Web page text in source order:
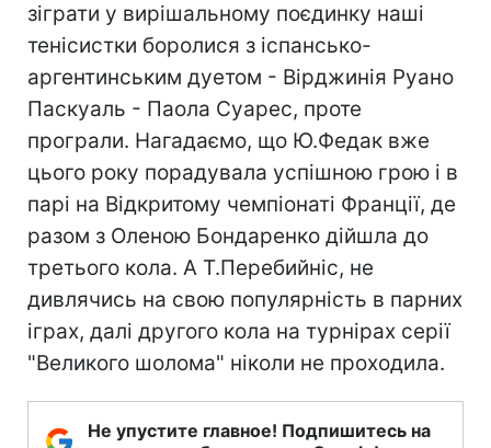
зіграти у вирішальному поєдинку наші
тенісистки боролися з іспансько-
аргентинським дуетом - Вірджинія Руано
Паскуаль - Паола Суарес, проте
програли. Нагадаємо, що Ю.Федак вже
цього року порадувала успішною грою і в
парі на Відкритому чемпіонаті Франції, де
разом з Оленою Бондаренко дійшла до
третього кола. А Т.Перебийніс, не
дивлячись на свою популярність в парних
іграх, далі другого кола на турнірах серії
"Великого шолома" ніколи не проходила.
Не упустите главное! Подпишитесь на